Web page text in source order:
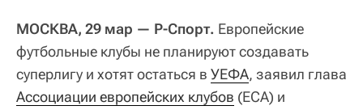
МОСКВА, 29 мар — Р-Спорт. Европейские
футбольные клубы не планируют создавать
суперлигу и хотят остаться в УЕФА, заявил глава
Ассоциации европейских клубов (ECA) и